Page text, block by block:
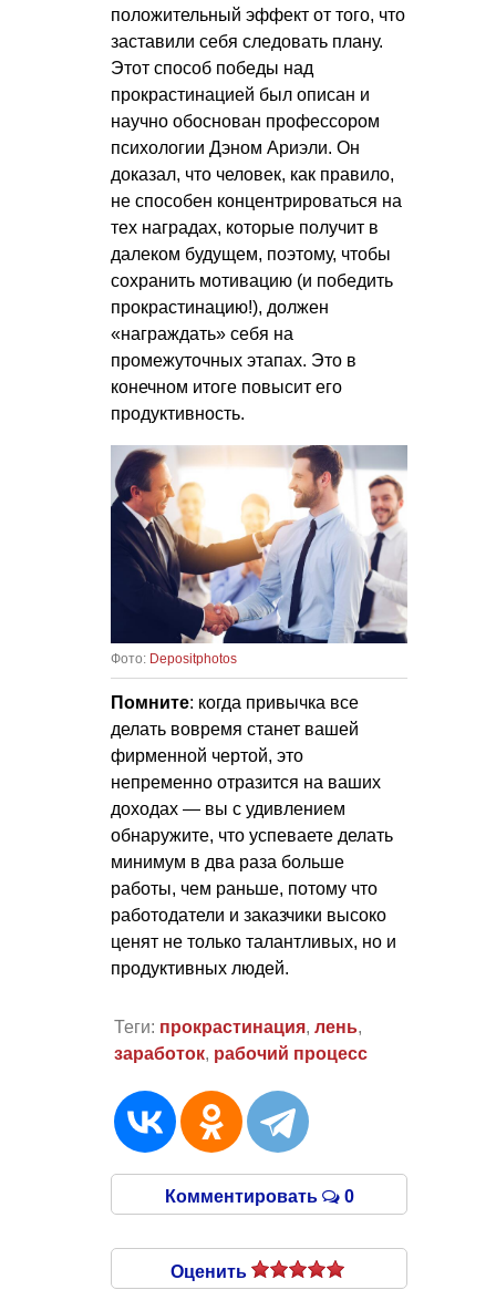
положительный эффект от того, что
заставили себя следовать плану.
Этот способ победы над
прокрастинацией был описан и
научно обоснован профессором
психологии Дэном Ариэли. Он
доказал, что человек, как правило,
не способен концентрироваться на
тех наградах, которые получит в
далеком будущем, поэтому, чтобы
сохранить мотивацию (и победить
прокрастинацию!), должен
«награждать» себя на
промежуточных этапах. Это в
конечном итоге повысит его
продуктивность.
Фото: Depositphotos
Помните: когда привычка все
делать вовремя станет вашей
фирменной чертой, это
непременно отразится на ваших
доходах — вы с удивлением
обнаружите, что успеваете делать
минимум в два раза больше
работы, чем раньше, потому что
работодатели и заказчики высоко
ценят не только талантливых, но и
продуктивных людей.
Теги: прокрастинация, лень,
заработок, рабочий процесс
Комментировать 0
Оценить